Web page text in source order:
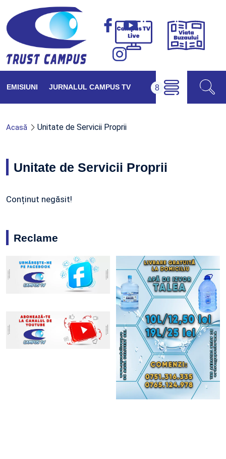
Campus
Viața
EMISIUNI JURNALUL CAMPUS TV
Acasă Unitate de Servicii Proprii
Unitate de Servicii Proprii
Conținut negăsit!
Reclame